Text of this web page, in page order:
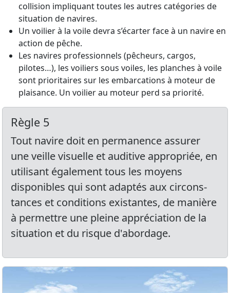
collision impliquant toutes les autres catégories de
situation de navires.
Un voilier à la voile devra s’écarter face à un navire en
action de pêche.
Les navires professionnels (pêcheurs, cargos,
pilotes…), les voiliers sous voiles, les planches à voile
sont prioritaires sur les embarcations à moteur de
plaisance. Un voilier au moteur perd sa priorité.
Règle 5
Tout navire doit en permanence assurer
une veille visuelle et auditive appropriée, en
utilisant également tous les moyens
disponibles qui sont adaptés aux circons-
tances et conditions existantes, de manière
à permettre une pleine appréciation de la
situation et du risque d'abordage.